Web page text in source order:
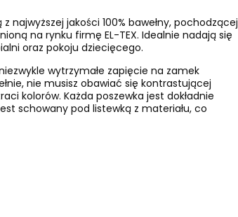
najwyższej jakości 100% bawełny, pochodzącej
na rynku firmę EL-TEX. Idealnie nadają się
oraz pokoju dziecięcego.
wytrzymałe zapięcie na zamek
nie musisz obawiać się kontrastującej
kolorów. Każda poszewka jest dokładnie
schowany pod listewką z materiału, co